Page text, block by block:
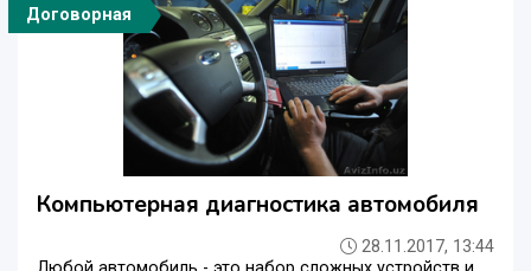
Договорная
Компьютерная диагностика автомобиля
28.11.2017, 13:44